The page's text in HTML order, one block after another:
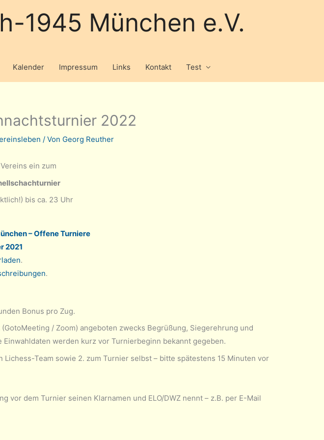
1945 München e.V.
Kalender Impressum Links Kontakt Test
2022
/ Von Georg Reuther
ein zum
bis ca. 23 Uhr
– Offene Turniere
2021
.
.
Bonus pro Zug.
(GotoMeeting / Zoom) angeboten zwecks Begrüßung, Siegerehrung und
werden kurz vor Turnierbeginn bekannt gegeben.
Lichess-Team sowie 2. zum Turnier selbst – bitte spätestens 15 Minuten vor
vor dem Turnier seinen Klarnamen und ELO/DWZ nennt – z.B. per E-Mail